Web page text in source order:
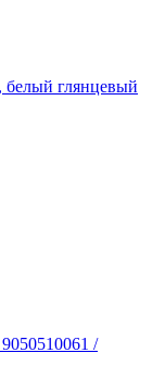
белый глянцевый
/